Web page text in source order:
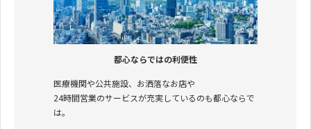
都心ならではの利便性
医療機関や公共施設、お洒落なお店や
24時間営業のサービスが充実しているのも都心ならで
は。